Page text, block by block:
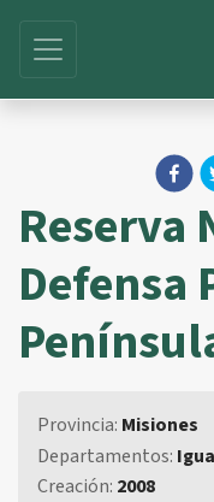
Reserva
Defensa
Provincia: Misiones
Departamentos:
Creación: 2008